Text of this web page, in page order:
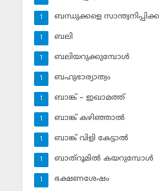
ബന്ധുക്കളെ
1
ബലി
1
ബലിയറുക്കുമ്പോള്‍
1
ബഹുഭാര്യാത്വം
1
ബാങ്ക് – ഇഖാമത്ത്
1
ബാങ്ക് കഴിഞ്ഞാല്‍
1
ബാങ്ക് വിളി കേട്ടാല്‍
1
ബാത്‌റൂമില്‍ കയറുമ്പോള്‍
1
ഭക്ഷണശേഷം
1